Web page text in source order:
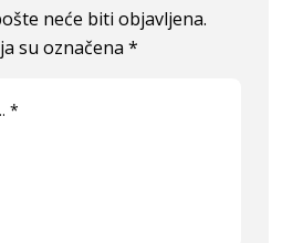
neće biti objavljena.
su označena*